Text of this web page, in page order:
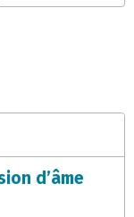
d’âme